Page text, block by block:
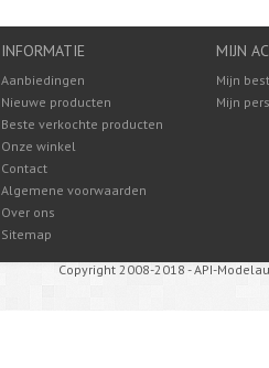
INFORMATIE
Aanbiedingen
Nieuwe producten
Beste verkochte producten
Onze winkel
Contact
Algemene voorwaarden
Over ons
Sitemap
MIJN
Mijn
Mijn
Copyright 2008-2018 - API-